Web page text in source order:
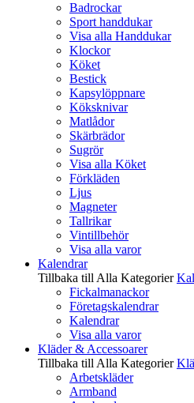
Badrockar
Sport handdukar
Visa alla Handdukar
Klockor
Köket
Bestick
Kapsylöppnare
Köksknivar
Matlådor
Skärbrädor
Sugrör
Visa alla Köket
Förkläden
Ljus
Magneter
Tallrikar
Vintillbehör
Visa alla varor
Kalendrar
Tillbaka till Alla Kategorier
Fickalmanackor
Företagskalendrar
Kalendrar
Visa alla varor
Kläder & Accessoarer
Tillbaka till Alla Kategorier
Arbetskläder
Armband